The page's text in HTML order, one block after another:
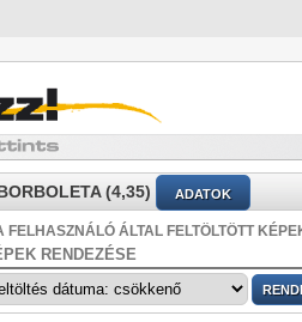
(4,35) ADATOK
FELHASZNÁLÓ ÁLTAL FELTÖLTÖTT
RENDEZÉSE